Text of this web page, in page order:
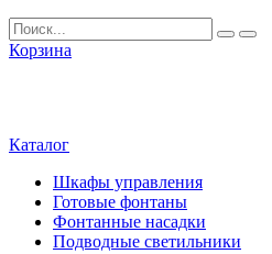
Корзина
Каталог
Шкафы управления
Готовые фонтаны
Фонтанные насадки
Подводные светильники